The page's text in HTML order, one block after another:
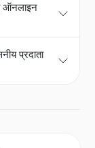
ऑनलाइन
प्रदाता